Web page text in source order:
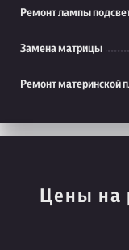
Ремонт лампы
Замена матрицы
Ремонт материнской
Цены на